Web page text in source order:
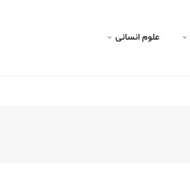
علوم انسانی